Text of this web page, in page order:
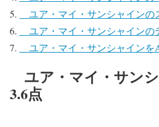
ユア・マイ・サンシャインの
ユア・マイ・サンシャインの
ユア・マイ・サンシャインを
ユア・マイ・サン
3.6点